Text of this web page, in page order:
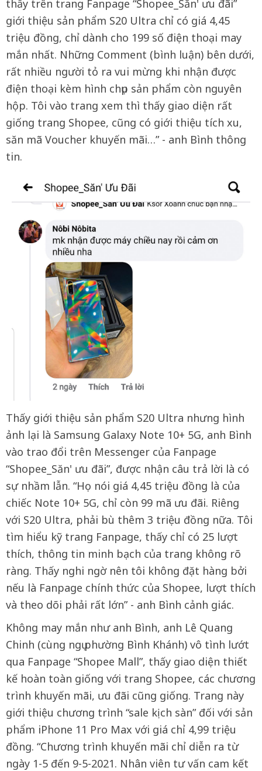
thấy trên trang Fanpage “Shopee_Săn' ưu đãi”
giới thiệu sản phẩm S20 Ultra chỉ có giá 4,45
triệu đồng, chỉ dành cho 199 số điện thoại may
mắn nhất. Những Comment (bình luận) bên dưới,
rất nhiều người tỏ ra vui mừng khi nhận được
điện thoại kèm hình chụp sản phẩm còn nguyên
hộp. Tôi vào trang xem thì thấy giao diện rất
giống trang Shopee, cũng có giới thiệu tích xu,
săn mã Voucher khuyến mãi…” - anh Bình thông
tin.
Thấy giới thiệu sản phẩm S20 Ultra nhưng hình
ảnh lại là Samsung Galaxy Note 10+ 5G, anh Bình
vào trao đổi trên Messenger của Fanpage
“Shopee_Săn' ưu đãi”, được nhận câu trả lời là có
sự nhầm lẫn. “Họ nói giá 4,45 triệu đồng là của
chiếc Note 10+ 5G, chỉ còn 99 mã ưu đãi. Riêng
với S20 Ultra, phải bù thêm 3 triệu đồng nữa. Tôi
tìm hiểu kỹ trang Fanpage, thấy chỉ có 25 lượt
thích, thông tin minh bạch của trang không rõ
ràng. Thấy nghi ngờ nên tôi không đặt hàng bởi
nếu là Fanpage chính thức của Shopee, lượt thích
và theo dõi phải rất lớn” - anh Bình cảnh giác.
Không may mắn như anh Bình, anh Lê Quang
Chinh (cùng ngụ phường Bình Khánh) vô tình lướt
qua Fanpage “Shopee Mall”, thấy giao diện thiết
kế hoàn toàn giống với trang Shopee, các chương
trình khuyến mãi, ưu đãi cũng giống. Trang này
giới thiệu chương trình “sale kịch sàn” đối với sản
phẩm iPhone 11 Pro Max với giá chỉ 4,99 triệu
đồng. “Chương trình khuyến mãi chỉ diễn ra từ
ngày 1-5 đến 9-5-2021. Nhân viên tư vấn cam kết